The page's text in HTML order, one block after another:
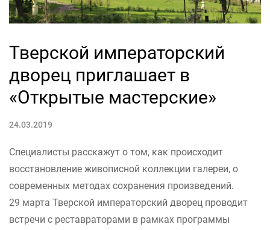
Тверской императорский
дворец приглашает в
«Открытые мастерские»
24.03.2019
Специалисты расскажут о том, как происходит
восстановление живописной коллекции галереи, о
современных методах сохранения произведений.
29 марта Тверской императорский дворец проводит
встречи с реставраторами в рамках программы